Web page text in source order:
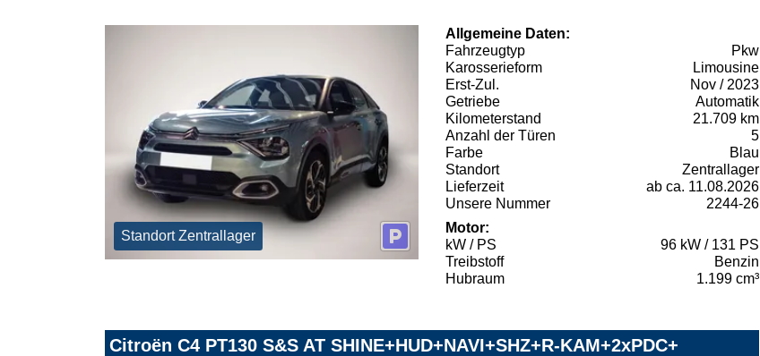
Standort Zentrallager
Allgemeine Daten:
Fahrzeugtyp
Pkw
Karosserieform
Limousine
Erst-Zul.
Nov / 2023
Getriebe
Automatik
Kilometerstand
21.709 km
Anzahl der Türen
5
Farbe
Blau
Standort
Zentrallager
Lieferzeit
ab ca. 11.08.2026
Unsere Nummer
2244-26
Motor:
kW / PS
96 kW / 131 PS
Treibstoff
Benzin
Hubraum
1.199 cm³
Citroën C4 PT130 S&S AT SHINE+HUD+NAVI+SHZ+R-KAM+2xPDC+